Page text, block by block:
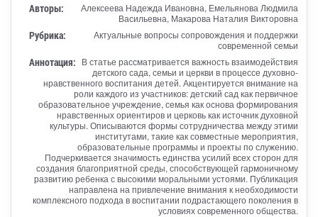
Авторы:
Алексеева Надежда Ивановна, Емельянова Людмила
Васильевна, Макарова Наталия Викторовна
Рубрика:
Актуальные вопросы сопровождения и поддержки
современной семьи
Аннотация: В статье рассматривается важность взаимодействия
детского сада, семьи и церкви в процессе духовно-
нравственного воспитания детей. Акцентируется внимание на
роли каждого из участников: детский сад как первичное
образовательное учреждение, семья как основа формирования
нравственных ориентиров и церковь как источник духовной
культуры. Описываются формы сотрудничества между этими
институтами, такие как совместные мероприятия,
образовательные программы и проекты по служению.
Подчеркивается значимость единства усилий всех сторон для
создания благоприятной среды, способствующей гармоничному
развитию ребенка с высокими моральными устоями. Публикация
направлена на привлечение внимания к необходимости
комплексного подхода в воспитании подрастающего поколения в
условиях современного общества.